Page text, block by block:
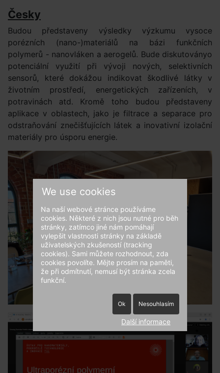
Česky
Budou představeny výsledky výzkumu vysoce
porézních (nano-)materiálů na bázi funkčních
polymerů - nanovláken a aerogelů. Bude diskutoványo
potenciální využití při vývoji nových, selektivních
sensorů, které dokážou indikovat škodlivé látky v
životním prostředí, energetických zařízeních, v
potravinách atd. Kromě toho budou představeny
aplikace v oblastech, jako je filtrace a separace pro
odstraňování znečišťujících látek a inovativní izolační
materiály pro úsporu energie.
We use cookies
Na naší webové stránce používáme
cookies. Některé z nich jsou nutné pro běh
stránky, zatímco jiné nám pomáhají
vylepšit vlastnosti stránky na základě
uživatelských zkušeností (tracking
cookies). Sami můžete rozhodnout, zda
cookies povolíte. Mějte prosím na paměti,
že při odmítnutí, nemusí být stránka zcela
funkční.
Ok Nesouhlasím
Další informace